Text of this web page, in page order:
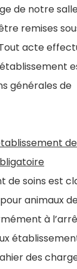
de notre
remises
acte
générales de
de soins est
animaux
à
des